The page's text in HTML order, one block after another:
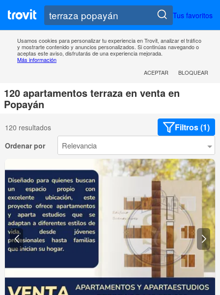
Tus favoritos
Usamos cookies para personalizar tu experiencia en Trovit, analizar el tráfico
y mostrarte contenido y anuncios personalizados. Si continúas navegando o
aceptas este aviso, disfrutarás de una experiencia mejorada.
Más información
ACEPTAR
BLOQUEAR
120 apartamentos terraza en venta en
Popayán
120 resultados Filtros (1)
Ordenar por